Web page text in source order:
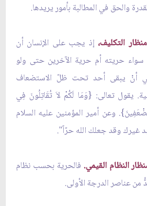
والحق في المطالبة بأمور يريدها.
التكليف، إذ يجب على الإنسان أن
سواء حريته أم حرية الآخرين حتى ولو
أنْ يبقى أحد تحت ظلّ الاستضعاف
يقول تعالى: {وَمَا لَكُمْ لاَ تُقَاتِلُونَ فِي
وعن أمير المؤمنين عليه السلام
غيرك وقد جعلك الله حرّاً".
النظام القيمي. فالحرية بحسب نظام
من عناصر الدرجة الأولى.